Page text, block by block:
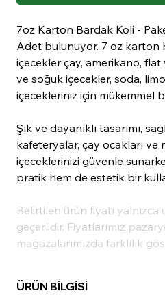
7oz Karton Bardak Koli -
Adet bulunuyor. 7 oz karton
içecekler çay, amerikano, flat
ve soğuk içecekler, soda,
içecekleriniz için mükemmel
Şık ve dayanıklı tasarımı,
kafeteryalar, çay ocakları ve
içeceklerinizi güvenle
pratik hem de estetik bir
Belirtilen ürün fiyatı
geçerlidir. Fiyatlarımız
mağazalarımızda farklılık
ÜRÜN BİLGİSİ